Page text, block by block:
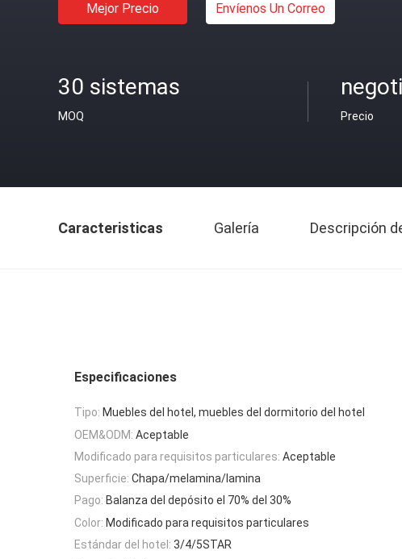
Mejor Precio Envíenos Un Correo
30 sistemas
MOQ Precio
Caracteristicas Galería Descripción
Especificaciones
Tipo: Muebles del hotel, muebles del dormitorio del hotel
OEM&ODM: Aceptable
Modificado para requisitos particulares: Aceptable
Superficie: Chapa/melamina/lamina
Pago: Balanza del depósito el 70% del 30%
Color: Modificado para requisitos particulares
Estándar del hotel: 3/4/5STAR